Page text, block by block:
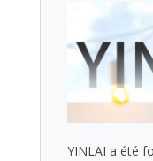
YINLAI a été